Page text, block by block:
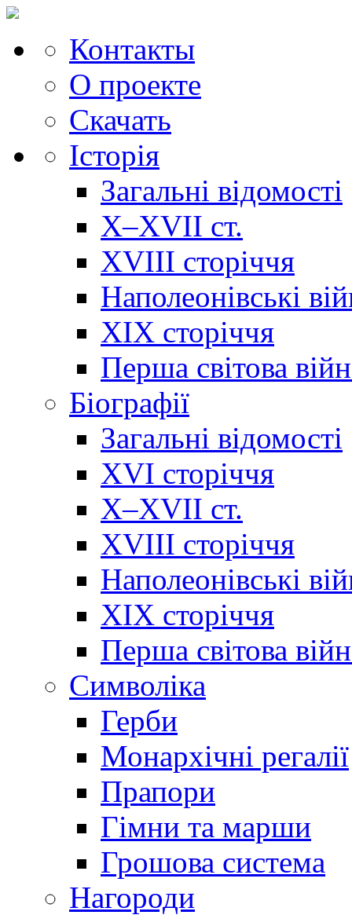
Контакты
О проекте
Скачать
Історія
Загальні відомості
X–XVII ст.
XVIII сторіччя
Наполеонівські
XIX сторіччя
Перша світова
Біографії
Загальні відомості
XVI сторіччя
X–XVII ст.
XVIII сторіччя
Наполеонівські
XIX сторіччя
Перша світова
Cимволіка
Герби
Монархічні регалії
Прапори
Гімни та марши
Грошова система
Нагороди